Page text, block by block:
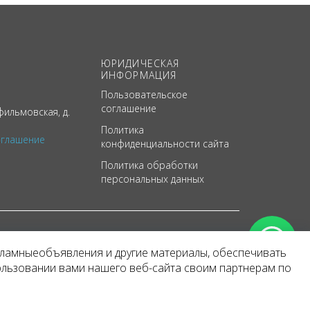
д.
ЮРИДИЧЕСКАЯ
ИНФОРМАЦИЯ
Пользовательское
соглашение
Политика
конфиденциальности сайта
Политика обработки
персональных данных
и другие материалы, обеспечивать
вами нашего веб-сайта своим партнерам по